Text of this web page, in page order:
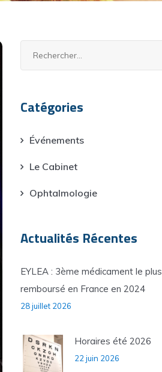
Catégories
Événements
Le Cabinet
Ophtalmologie
Actualités Récentes
EYLEA : 3ème médicament le plus
remboursé en France en 2024
28 juillet 2026
Horaires été 2026
22 juin 2026